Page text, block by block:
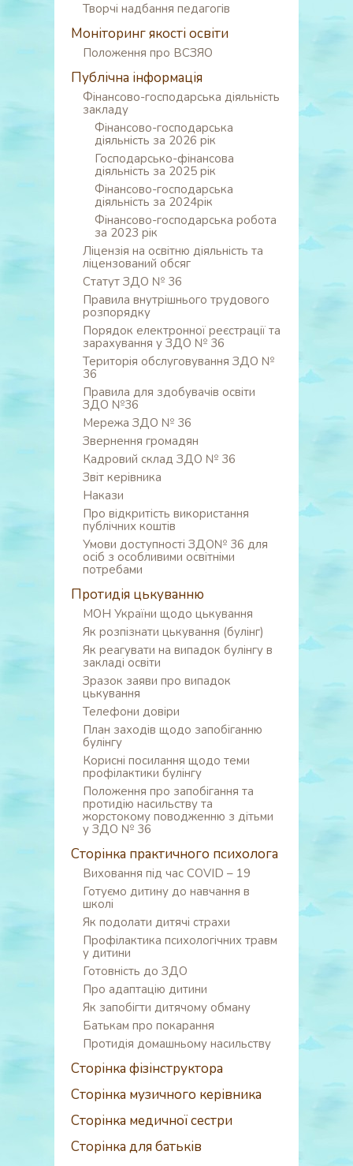
Творчі надбання педагогів
Моніторинг якості освіти
Положення про ВСЗЯО
Публічна інформація
Фінансово-господарська діяльність
закладу
Фінансово-господарська
діяльність за 2026 рік
Господарсько-фінансова
діяльність за 2025 рік
Фінансово-господарська
діяльність за 2024рік
Фінансово-господарська робота
за 2023 рік
Ліцензія на освітню діяльність та
ліцензований обсяг
Статут ЗДО № 36
Правила внутрішнього трудового
розпорядку
Порядок електронної реєстрації та
зарахування у ЗДО № 36
Територія обслуговування ЗДО №
36
Правила для здобувачів освіти
ЗДО №36
Мережа ЗДО № 36
Звернення громадян
Кадровий склад ЗДО № 36
Звіт керівника
Накази
Про відкритість використання
публічних коштів
Умови доступності ЗДО№ 36 для
осіб з особливими освітніми
потребами
Протидія цькуванню
МОН України щодо цькування
Як розпізнати цькування (булінг)
Як реагувати на випадок булінгу в
закладі освіти
Зразок заяви про випадок
цькування
Телефони довіри
План заходів щодо запобіганню
булінгу
Корисні посилання щодо теми
профілактики булінгу
Положення про запобігання та
протидію насильству та
жорстокому поводженню з дітьми
у ЗДО № 36
Сторінка практичного психолога
Виховання під час COVID – 19
Готуємо дитину до навчання в
школі
Як подолати дитячі страхи
Профілактика психологічних травм
у дитини
Готовність до ЗДО
Про адаптацію дитини
Як запобігти дитячому обману
Батькам про покарання
Протидія домашньому насильству
Сторінка фізінструктора
Сторінка музичного керівника
Сторінка медичної сестри
Сторінка для батьків